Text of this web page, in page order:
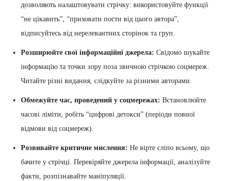
дозволяють налаштовувати стрічку: використовуйте функції
“не цікавить”, “приховати пости від цього автора”,
відписуйтесь від нерелевантних сторінок та груп.
Розширюйте свої інформаційні джерела: Свідомо шукайте
інформацію та точки зору поза звичною стрічкою соцмереж.
Читайте різні видання, слідкуйте за різними авторами.
Обмежуйте час, проведений у соцмережах: Встановлюйте
часові ліміти, робіть “цифрові детокси” (періоди повної
відмови від соцмереж).
Розвивайте критичне мислення: Не вірте сліпо всьому, що
бачите у стрічці. Перевіряйте джерела інформації, аналізуйте
факти, розпізнавайте маніпуляції.